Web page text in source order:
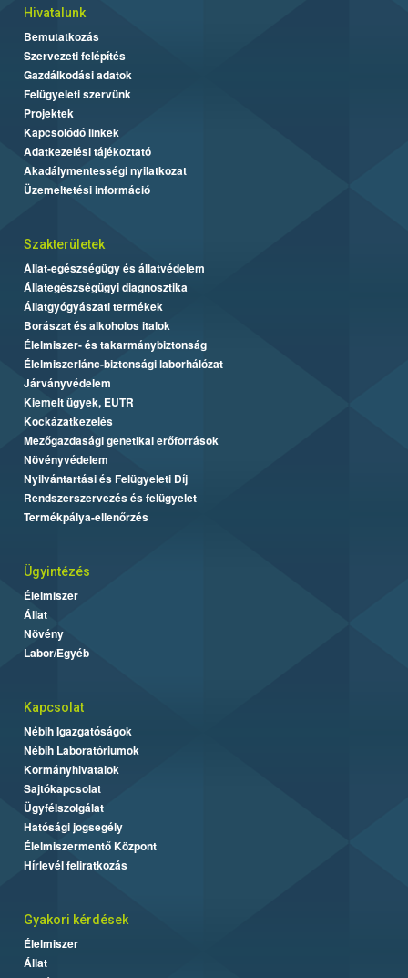
Hivatalunk
Bemutatkozás
Szervezeti felépítés
Gazdálkodási adatok
Felügyeleti szervünk
Projektek
Kapcsolódó linkek
Adatkezelési tájékoztató
Akadálymentességi nyilatkozat
Üzemeltetési információ
Szakterületek
Állat-egészségügy és állatvédelem
Állategészségügyi diagnosztika
Állatgyógyászati termékek
Borászat és alkoholos italok
Élelmiszer- és takarmánybiztonság
Élelmiszerlánc-biztonsági laborhálózat
Járványvédelem
Kiemelt ügyek, EUTR
Kockázatkezelés
Mezőgazdasági genetikai erőforrások
Növényvédelem
Nyilvántartási és Felügyeleti Díj
Rendszerszervezés és felügyelet
Termékpálya-ellenőrzés
Ügyintézés
Élelmiszer
Állat
Növény
Labor/Egyéb
Kapcsolat
Nébih Igazgatóságok
Nébih Laboratóriumok
Kormányhivatalok
Sajtókapcsolat
Ügyfélszolgálat
Hatósági jogsegély
Élelmiszermentő Központ
Hírlevél feliratkozás
Gyakori kérdések
Élelmiszer
Állat